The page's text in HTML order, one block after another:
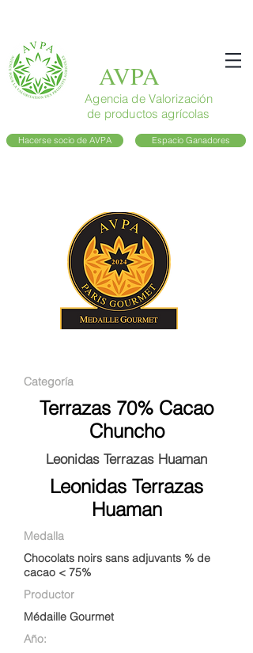
AVPA
Agencia de Valorización
de productos agrícolas
Hacerse socio de AVPA Espacio Ganadores
Categoría
Terrazas 70% Cacao
Chuncho
Leonidas Terrazas Huaman
Leonidas Terrazas
Huaman
Medalla
Chocolats noirs sans adjuvants % de
cacao < 75%
Productor
Médaille Gourmet
Año: